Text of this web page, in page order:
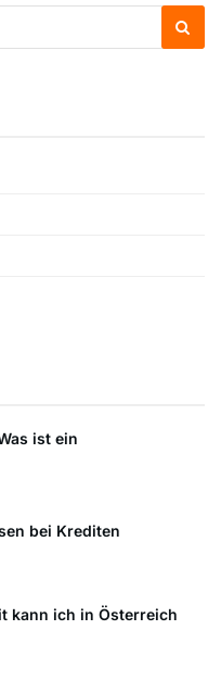
ist ein
bei Krediten
kann ich in Österreich